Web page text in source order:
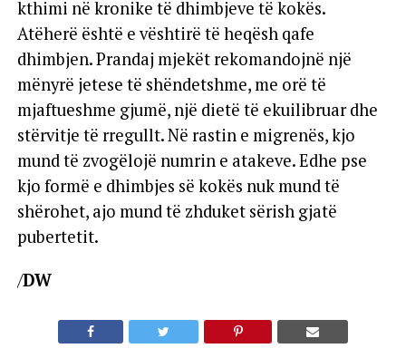
kthimi në kronike të dhimbjeve të kokës.
Atëherë është e vështirë të heqësh qafe
dhimbjen. Prandaj mjekët rekomandojnë një
mënyrë jetese të shëndetshme, me orë të
mjaftueshme gjumë, një dietë të ekuilibruar dhe
stërvitje të rregullt. Në rastin e migrenës, kjo
mund të zvogëlojë numrin e atakeve. Edhe pse
kjo formë e dhimbjes së kokës nuk mund të
shërohet, ajo mund të zhduket sërish gjatë
pubertetit.
/DW